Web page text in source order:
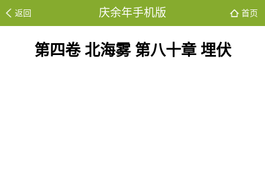
返回 庆余年手机版 首页
第四卷 北海雾 第八十章 埋伏